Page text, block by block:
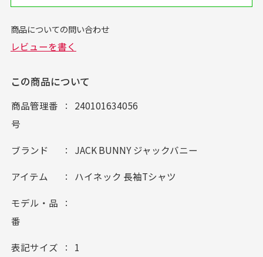
この商品について
商品管理番
号
240101634056
ブランド JACK BUNNY ジャックバニー
アイテム ハイネック 長袖Tシャツ
モデル・品
番
表記サイズ 1